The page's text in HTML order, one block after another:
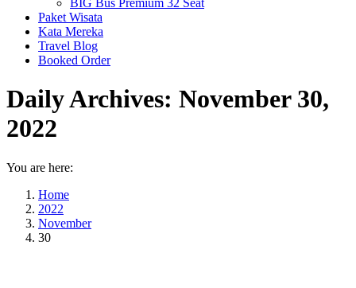
BIG Bus Premium 32 Seat
Paket Wisata
Kata Mereka
Travel Blog
Booked Order
Daily Archives: November 30,
2022
You are here:
Home
2022
November
30